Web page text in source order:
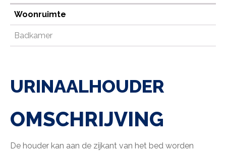
Woonruimte
Badkamer
URINAALHOUDER
OMSCHRIJVING
De houder kan aan de zijkant van het bed worden